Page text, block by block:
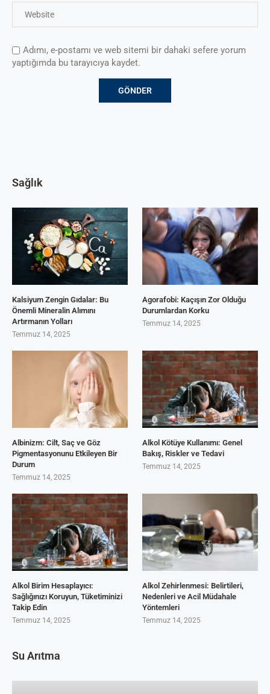
Adımı, e-postamı ve web sitemi bir dahaki sefere yorum
yaptığımda bu tarayıcıya kaydet.
Sağlık
Kalsiyum Zengin Gıdalar: Bu
Önemli Mineralin Alımını
Artırmanın Yolları
Temmuz 14, 2025
Agorafobi: Kaçışın Zor Olduğu
Durumlardan Korku
Temmuz 14, 2025
Albinizm: Cilt, Saç ve Göz
Pigmentasyonunu Etkileyen Bir
Durum
Temmuz 14, 2025
Alkol Kötüye Kullanımı: Genel
Bakış, Riskler ve Tedavi
Temmuz 14, 2025
Alkol Birim Hesaplayıcı:
Sağlığınızı Koruyun, Tüketiminizi
Takip Edin
Temmuz 14, 2025
Alkol Zehirlenmesi: Belirtileri,
Nedenleri ve Acil Müdahale
Yöntemleri
Temmuz 14, 2025
Su Arıtma